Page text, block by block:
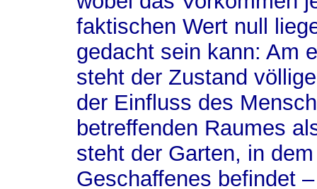
faktischen Wert null
gedacht sein kann: Am
steht der Zustand
der Einfluss des
betreffenden Raumes
steht der Garten, in
Geschaffenes befindet